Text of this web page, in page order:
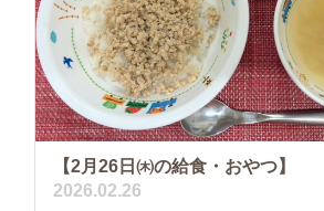
【2月26日㈭の給食・おやつ】
2026.02.26